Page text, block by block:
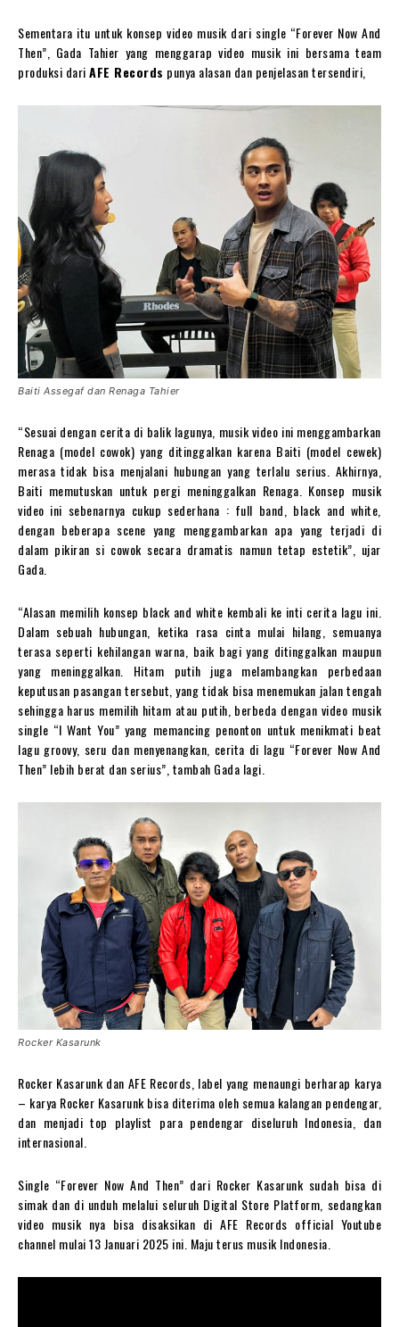
Sementara itu untuk konsep video musik dari single “Forever Now And
Then”, Gada Tahier yang menggarap video musik ini bersama team
produksi dariAFE Records punya alasan dan penjelasan tersendiri,
Baiti Assegaf dan Renaga Tahier
“Sesuai dengan cerita di balik lagunya, musik video ini menggambarkan
Renaga (model cowok) yang ditinggalkan karena Baiti (model cewek)
merasa tidak bisa menjalani hubungan yang terlalu serius. Akhirnya,
Baiti memutuskan untuk pergi meninggalkan Renaga. Konsep musik
video ini sebenarnya cukup sederhana : full band, black and white,
dengan beberapa scene yang menggambarkan apa yang terjadi di
dalam pikiran si cowok secara dramatis namun tetap estetik”, ujar
Gada.
“Alasan memilih konsep black and white kembali ke inti cerita lagu ini.
Dalam sebuah hubungan, ketika rasa cinta mulai hilang, semuanya
terasa seperti kehilangan warna, baik bagi yang ditinggalkan maupun
yang meninggalkan. Hitam putih juga melambangkan perbedaan
keputusan pasangan tersebut, yang tidak bisa menemukan jalan tengah
sehingga harus memilih hitam atau putih, berbeda dengan video musik
single “I Want You” yang memancing penonton untuk menikmati beat
lagu groovy, seru dan menyenangkan, cerita di lagu “Forever Now And
Then” lebih berat dan serius”, tambah Gada lagi.
Rocker Kasarunk
Rocker Kasarunk dan AFE Records, label yang menaungi berharap karya
– karya Rocker Kasarunk bisa diterima oleh semua kalangan pendengar,
dan menjadi top playlist para pendengar diseluruh Indonesia, dan
internasional.
Single “Forever Now And Then” dari Rocker Kasarunk sudah bisa di
simak dan di unduh melalui seluruh Digital Store Platform, sedangkan
video musik nya bisa disaksikan di AFE Records official Youtube
channel mulai 13 Januari 2025 ini. Maju terus musik Indonesia.